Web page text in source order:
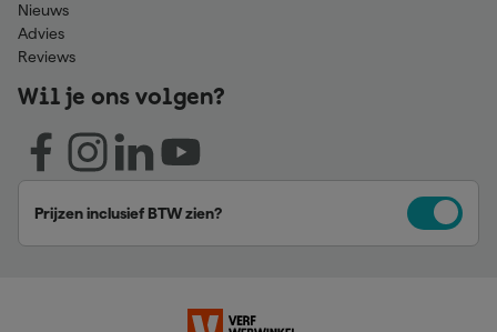
Nieuws
Advies
Reviews
Wil je ons volgen?
Prijzen inclusief BTW zien?